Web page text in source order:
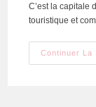
C’est la capitale
touristique et
Continuer La